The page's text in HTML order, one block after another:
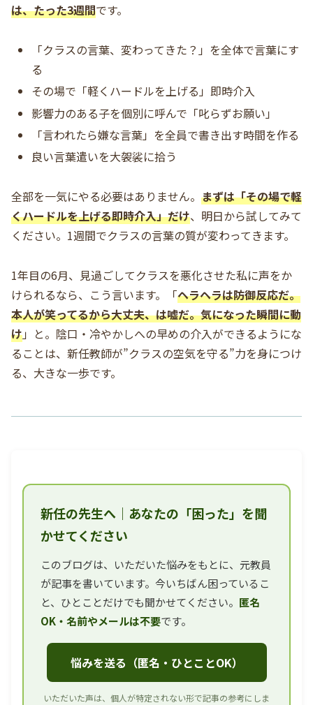
は、たった3週間です。
「クラスの言葉、変わってきた？」を全体で言葉にす
る
その場で「軽くハードルを上げる」即時介入
影響力のある子を個別に呼んで「叱らずお願い」
「言われたら嫌な言葉」を全員で書き出す時間を作る
良い言葉遣いを大袈裟に拾う
全部を一気にやる必要はありません。 まずは「その場で軽
くハードルを上げる即時介入」だけ、明日から試してみて
ください。1週間でクラスの言葉の質が変わってきます。
1年目の6月、見過ごしてクラスを悪化させた私に声をか
けられるなら、こう言います。「ヘラヘラは防御反応だ。
本人が笑ってるから大丈夫、は嘘だ。気になった瞬間に動
け」と。陰口・冷やかしへの早めの介入ができるようにな
ることは、新任教師が”クラスの空気を守る”力を身につけ
る、大きな一歩です。
新任の先生へ｜あなたの「困った」を聞
かせてください
このブログは、いただいた悩みをもとに、元教員
が記事を書いています。今いちばん困っているこ
と、ひとことだけでも聞かせてください。 匿名
OK・名前やメールは不要です。
悩みを送る（匿名・ひとことOK）
いただいた声は、個人が特定されない形で記事の参考にしま